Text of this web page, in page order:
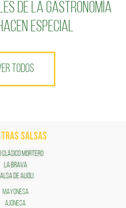
de la gastronomía
especial
TODOS
SALSAS
CLÁSICO MORTERO
LA BRAVA
DE ALIOLI
MAYONESA
AJONESA